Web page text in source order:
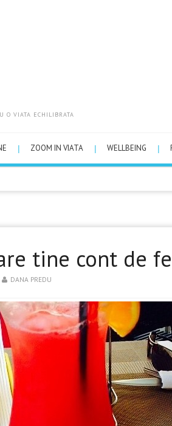
O VIATA ECHILIBRATA
ZOOM IN VIATA WELLBEING
tine cont de
DANA PREDU